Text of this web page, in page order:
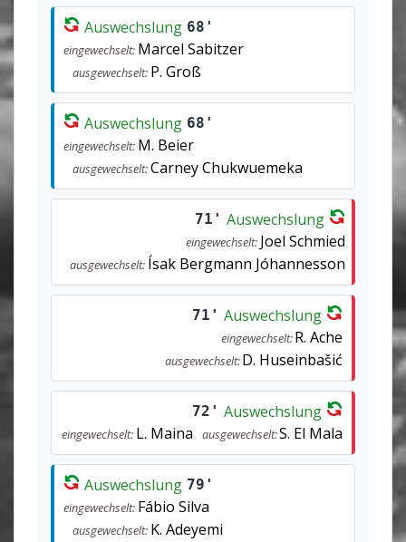
Auswechslung 68'
eingewechselt: Marcel Sabitzer
ausgewechselt: P. Groß
Auswechslung 68'
eingewechselt: M. Beier
ausgewechselt:Carney Chukwuemeka
71' Auswechslung
eingewechselt: Joel Schmied
ausgewechselt: Ísak Bergmann Jóhannesson
71' Auswechslung
eingewechselt:R. Ache
ausgewechselt:D. Huseinbašić
72' Auswechslung
eingewechselt: L. Maina ausgewechselt:S. El Mala
Auswechslung 79'
eingewechselt: Fábio Silva
ausgewechselt: K. Adeyemi